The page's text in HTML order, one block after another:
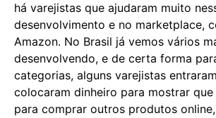
há varejistas que ajudaram muito
desenvolvimento e no marketplace,
Amazon. No Brasil já vemos vários
desenvolvendo, e de certa forma
categorias, alguns varejistas
colocaram dinheiro para mostrar
para comprar outros produtos